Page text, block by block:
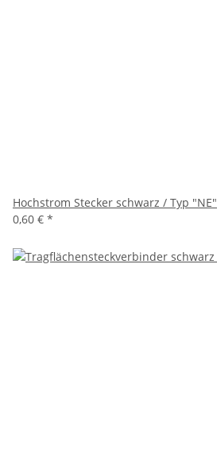
Hochstrom Stecker schwarz / Typ "NE"
0,60 € *